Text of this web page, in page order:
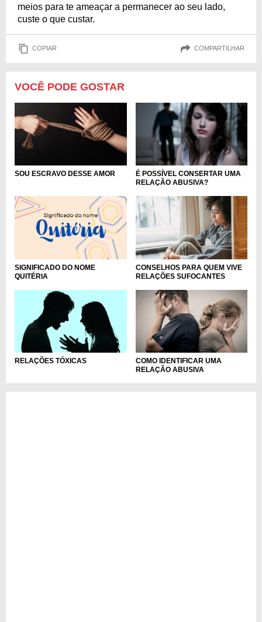
meios para te ameaçar a permanecer ao seu lado,
custe o que custar.
COPIAR COMPARTILHAR
VOCÊ PODE GOSTAR
SOU ESCRAVO DESSE AMOR
É POSSÍVEL CONSERTAR UMA
RELAÇÃO ABUSIVA?
SIGNIFICADO DO NOME
QUITÉRIA
CONSELHOS PARA QUEM VIVE
RELAÇÕES SUFOCANTES
RELAÇÕES TÓXICAS
COMO IDENTIFICAR UMA
RELAÇÃO ABUSIVA